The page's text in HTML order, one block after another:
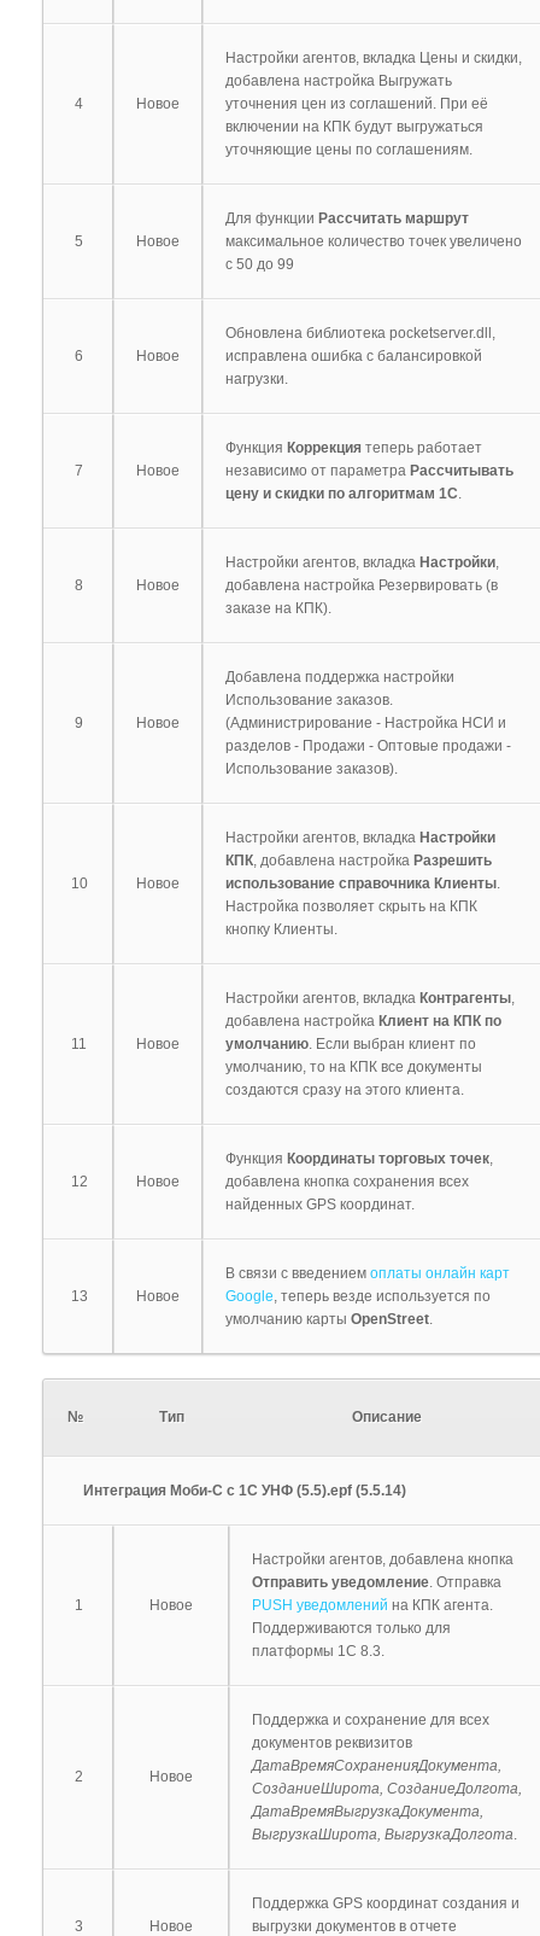
4 Новое
Настройки агентов, вкладка Цены и скидки,
добавлена настройка Выгружать
уточнения цен из соглашений. При её
включении на КПК будут выгружаться
уточняющие цены по соглашениям.
5 Новое
Для функции Рассчитать маршрут
максимальное количество точек увеличено
с 50 до 99
6 Новое
Обновлена библиотека pocketserver.dll,
исправлена ошибка с балансировкой
нагрузки.
7 Новое
Функция Коррекция теперь работает
независимо от параметра Рассчитывать
цену и скидки по алгоритмам 1С.
8 Новое
Настройки агентов, вкладка Настройки,
добавлена настройка Резервировать (в
заказе на КПК).
9 Новое
Добавлена поддержка настройки
Использование заказов.
(Администрирование - Настройка НСИ и
разделов - Продажи - Оптовые продажи -
Использование заказов).
10 Новое
Настройки агентов, вкладка Настройки
КПК, добавлена настройка Разрешить
использование справочника Клиенты.
Настройка позволяет скрыть на КПК
кнопку Клиенты.
11 Новое
Настройки агентов, вкладка Контрагенты,
добавлена настройка Клиент на КПК по
умолчанию. Если выбран клиент по
умолчанию, то на КПК все документы
создаются сразу на этого клиента.
12 Новое
Функция Координаты торговых точек,
добавлена кнопка сохранения всех
найденных GPS координат.
13 Новое
В связи с введением оплаты онлайн карт
Google, теперь везде используется по
умолчанию карты OpenStreet.
№ Тип Описание
Интеграция Моби-С с 1С УНФ (5.5).epf (5.5.14)
1 Новое
Настройки агентов, добавлена кнопка
Отправить уведомление. Отправка
PUSH уведомлений на КПК агента.
Поддерживаются только для
платформы 1С 8.3.
2 Новое
Поддержка и сохранение для всех
документов реквизитов
ДатаВремяСохраненияДокумента,
СозданиеШирота, СозданиеДолгота,
ДатаВремяВыгрузкаДокумента,
ВыгрузкаШирота, ВыгрузкаДолгота.
3 Новое
Поддержка GPS координат создания и
выгрузки документов в отчете